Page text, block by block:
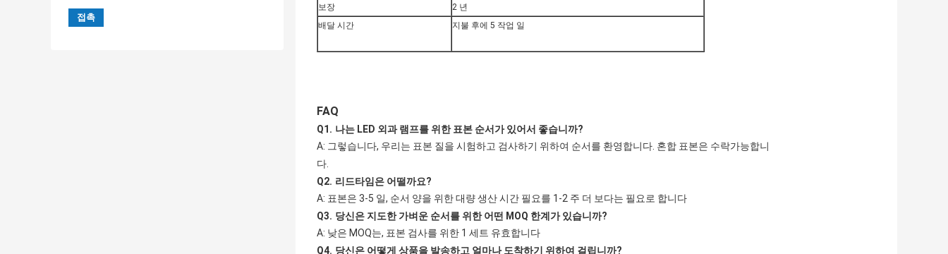
보장
2 년
배달 시간
지불 후에 5 작업 일
FAQ
Q1. 나는 LED 외과 램프를 위한 표본 순서가 있어서 좋습니까?
A: 그렇습니다, 우리는 표본 질을 시험하고 검사하기 위하여 순서를 환영합니다. 혼합 표본은 수락가능합니
다.
Q2. 리드타임은 어떨까요?
A: 표본은 3-5 일, 순서 양을 위한 대량 생산 시간 필요를 1-2 주 더 보다는 필요로 합니다
Q3. 당신은 지도한 가벼운 순서를 위한 어떤 MOQ 한계가 있습니까?
A: 낮은 MOQ는, 표본 검사를 위한 1 세트 유효합니다
Q4. 당신은 어떻게 상품을 발송하고 얼마나 도착하기 위하여 걸립니까?